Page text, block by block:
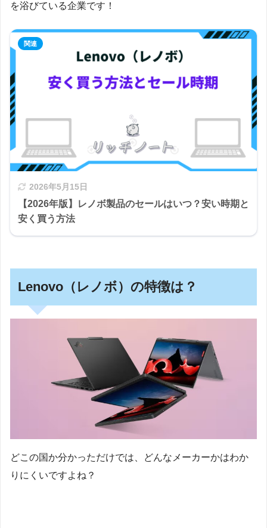
を浴びている企業です！
2026年5月15日
【2026年版】レノボ製品のセールはいつ？安い時期と
安く買う方法
Lenovo（レノボ）の特徴は？
どこの国か分かっただけでは、どんなメーカーかはわか
りにくいですよね？